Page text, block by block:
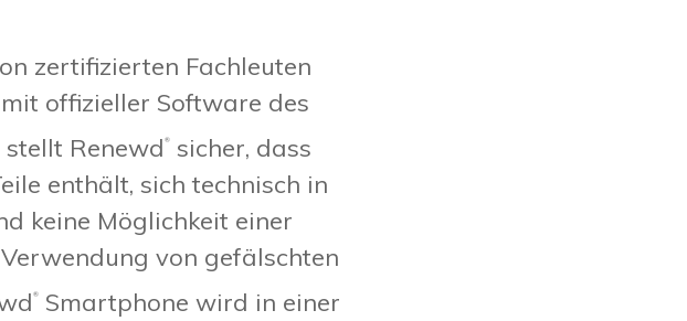
zertifizierten Fachleuten
offizieller Software des
Renewd ®
sicher, dass
enthält, sich technisch in
keine Möglichkeit einer
von gefälschten
®Smartphone wird in einer